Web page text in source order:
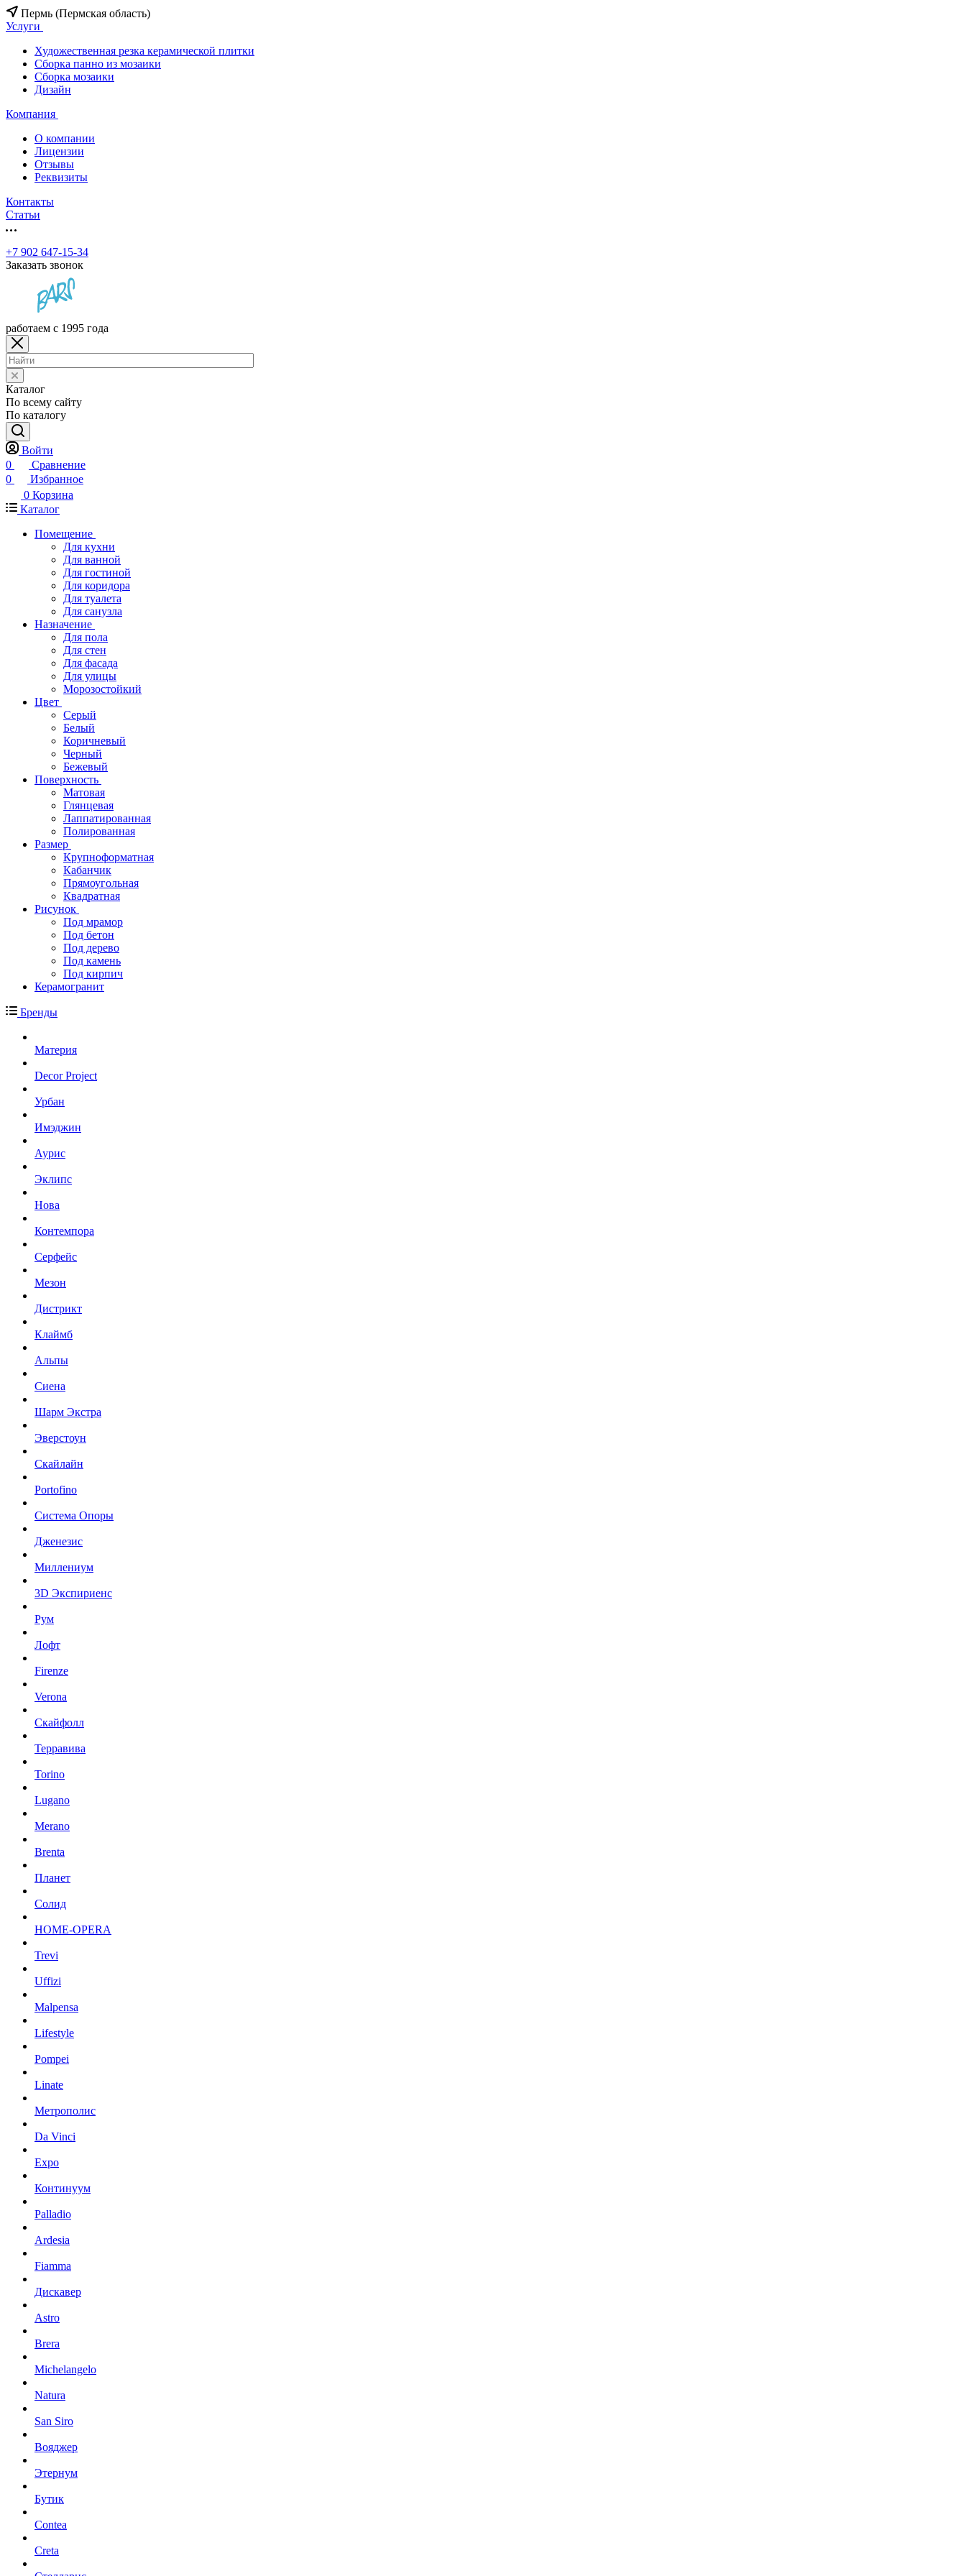
Пермь (Пермская область)
Услуги
Художественная резка керамической плитки
Сборка панно из мозаики
Сборка мозаики
Дизайн
Компания
О компании
Лицензии
Отзывы
Реквизиты
Контакты
Статьи
+7 902 647-15-34
Заказать звонок
работаем с 1995 года
Каталог
По всему сайту
По каталогу
Войти
0
Сравнение
0
Избранное
0 Корзина
Каталог
Помещение
Для кухни
Для ванной
Для гостиной
Для коридора
Для туалета
Для санузла
Назначение
Для пола
Для стен
Для фасада
Для улицы
Морозостойкий
Цвет
Серый
Белый
Коричневый
Черный
Бежевый
Поверхность
Матовая
Глянцевая
Лаппатированная
Полированная
Размер
Крупноформатная
Кабанчик
Прямоугольная
Квадратная
Рисунок
Под мрамор
Под бетон
Под дерево
Под камень
Под кирпич
Керамогранит
Бренды
Материя
Decor Project
Урбан
Имэджин
Аурис
Эклипс
Нова
Контемпора
Серфейс
Мезон
Дистрикт
Клаймб
Альпы
Сиена
Шарм Экстра
Эверстоун
Скайлайн
Portofino
Система Опоры
Дженезис
Миллениум
3D Экспириенс
Рум
Лофт
Firenze
Verona
Скайфолл
Терравива
Torino
Lugano
Merano
Brenta
Планет
Солид
HOME-OPERA
Trevi
Uffizi
Malpensa
Lifestyle
Pompei
Linate
Метрополис
Da Vinci
Expo
Континуум
Palladio
Ardesia
Fiamma
Дискавер
Astro
Brera
Michelangelo
Natura
San Siro
Вояджер
Этернум
Бутик
Contea
Creta